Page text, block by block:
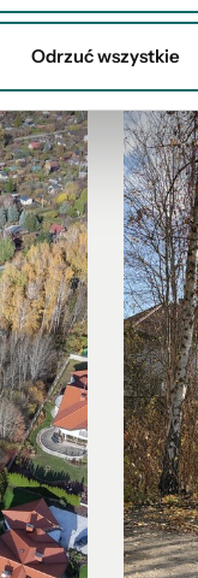
Odrzuć wszystkie
664 417 443